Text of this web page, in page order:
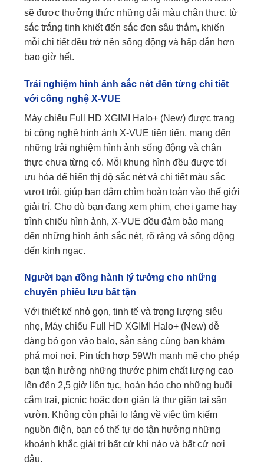
sẽ được thưởng thức những dải màu chân thực, từ
sắc trắng tinh khiết đến sắc đen sâu thẳm, khiến
mỗi chi tiết đều trở nên sống động và hấp dẫn hơn
bao giờ hết.
Trải nghiệm hình ảnh sắc nét đến từng chi tiết
với công nghệ X-VUE
Máy chiếu Full HD XGIMI Halo+ (New) được trang
bị công nghệ hình ảnh X-VUE tiên tiến, mang đến
những trải nghiệm hình ảnh sống động và chân
thực chưa từng có. Mỗi khung hình đều được tối
ưu hóa để hiển thị độ sắc nét và chi tiết màu sắc
vượt trội, giúp bạn đắm chìm hoàn toàn vào thế giới
giải trí. Cho dù bạn đang xem phim, chơi game hay
trình chiếu hình ảnh, X-VUE đều đảm bảo mang
đến những hình ảnh sắc nét, rõ ràng và sống động
đến kinh ngạc.
Người bạn đồng hành lý tưởng cho những
chuyến phiêu lưu bất tận
Với thiết kế nhỏ gọn, tinh tế và trọng lượng siêu
nhẹ, Máy chiếu Full HD XGIMI Halo+ (New) dễ
dàng bỏ gọn vào balo, sẵn sàng cùng bạn khám
phá mọi nơi. Pin tích hợp 59Wh mạnh mẽ cho phép
bạn tận hưởng những thước phim chất lượng cao
lên đến 2,5 giờ liên tục, hoàn hảo cho những buổi
cắm trại, picnic hoặc đơn giản là thư giãn tại sân
vườn. Không còn phải lo lắng về việc tìm kiếm
nguồn điện, bạn có thể tự do tận hưởng những
khoảnh khắc giải trí bất cứ khi nào và bất cứ nơi
đâu.